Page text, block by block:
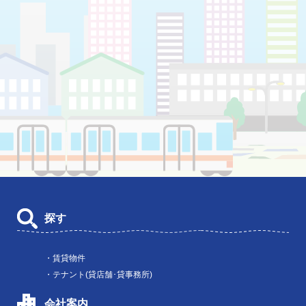
探す
・賃貸物件
・テナント(貸店舗･貸事務所)
会社案内